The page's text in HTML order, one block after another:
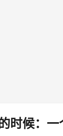
时候：一